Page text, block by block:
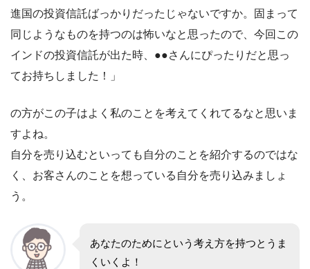
進国の投資信託ばっかりだったじゃないですか。固まって
同じようなものを持つのは怖いなと思ったので、今回この
インドの投資信託が出た時、●●さんにぴったりだと思っ
てお持ちしました！」
の方がこの子はよく私のことを考えてくれてるなと思いま
すよね。
自分を売り込むといっても自分のことを紹介するのではな
く、お客さんのことを想っている自分を売り込みましょ
う。
あなたのためにという考え方を持つとうま
くいくよ！